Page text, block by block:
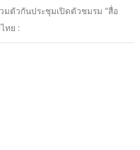
ตัวกันประชุมเปิดตัวชมรม "สื่อ
ทย :